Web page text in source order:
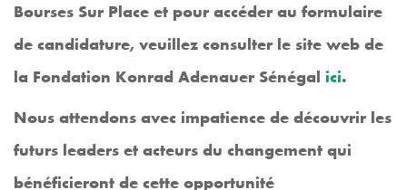
Bourses Sur Place et pour accéder au formulaire
de candidature, veuillez consulter le site web de
la Fondation Konrad Adenauer Sénégal ici.
Nous attendons avec impatience de découvrir les
futurs leaders et acteurs du changement qui
bénéficieront de cette opportunité